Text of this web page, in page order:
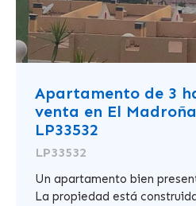
Apartamento de 3
venta en El
LP33532
LP33532
Un apartamento bien
La propiedad está